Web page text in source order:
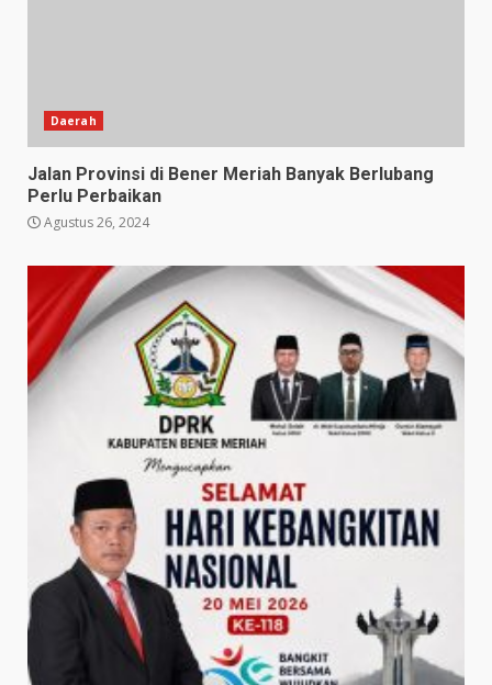
Daerah
Jalan Provinsi di Bener Meriah Banyak Berlubang
Perlu Perbaikan
Agustus 26, 2024